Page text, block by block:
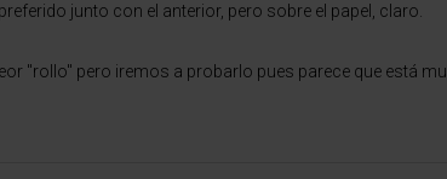
junto con el anterior, pero sobre el papel, claro.
"rollo" pero iremos a probarlo pues parece que está